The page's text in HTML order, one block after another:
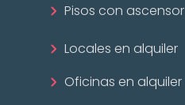
Pisos con ascensor
Locales en alquiler
Oficinas en alquiler